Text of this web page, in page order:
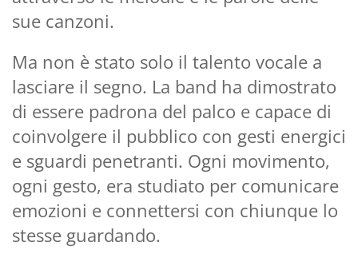
sue canzoni.
Ma non è stato solo il talento vocale a
lasciare il segno. La band ha dimostrato
di essere padrona del palco e capace di
coinvolgere il pubblico con gesti energici
e sguardi penetranti. Ogni movimento,
ogni gesto, era studiato per comunicare
emozioni e connettersi con chiunque lo
stesse guardando.